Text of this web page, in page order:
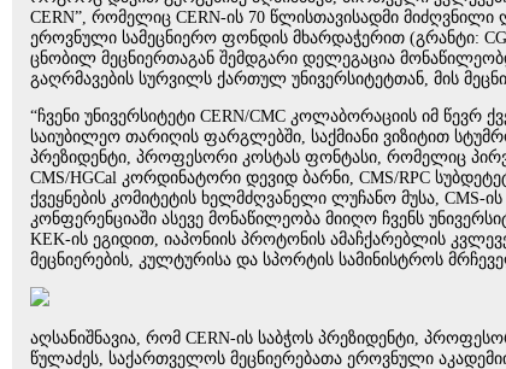
CERN”, რომელიც CERN-ის 70 წლისთავისადმი
ეროვნული სამეცნიერო ფონდის მხარდაჭერით (გრანტი:
ცნობილ მეცნიერთაგან შემდგარი დელეგაცია
გაღრმავების სურვილს ქართულ უნივერსიტეტთან, მის
“ჩვენი უნივერსიტეტი CERN/CMC კოლაბორაციის იმ
საიუბილეო თარიღის ფარგლებში, საქმიანი ვიზიტით
პრეზიდენტი, პროფესორი კოსტას ფონტასი, რომელიც
CMS/HGCal კორდინატორი დევიდ ბარნი, CMS/RPC
ქვეყნების კომიტეტის ხელმძღვანელი ლუჩანო მუსა, CMS-
კონფერენციაში ასევე მონაწილეობა მიიღო ჩვენს
KEK-ის ეგიდით, იაპონიის პროტონის ამაჩქარებლის
მეცნიერების, კულტურისა და სპორტის სამინისტროს
აღსანიშნავია, რომ CERN-ის საბჭოს პრეზიდენტი,
წულაძეს, საქართველოს მეცნიერებათა ეროვნული